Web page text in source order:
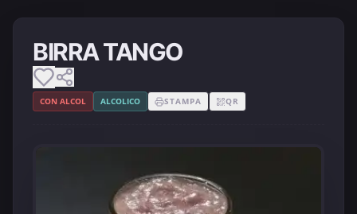
BIRRA TANGO
CON ALCOL ALCOLICO STAMPA QR